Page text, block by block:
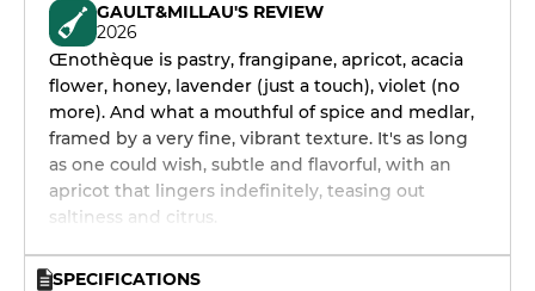
GAULT&MILLAU'S REVIEW
2026
Œnothèque is pastry, frangipane, apricot, acacia
flower, honey, lavender (just a touch), violet (no
more). And what a mouthful of spice and medlar,
framed by a very fine, vibrant texture. It's as long
as one could wish, subtle and flavorful, with an
apricot that lingers indefinitely, teasing out
saltiness and citrus.
SPECIFICATIONS